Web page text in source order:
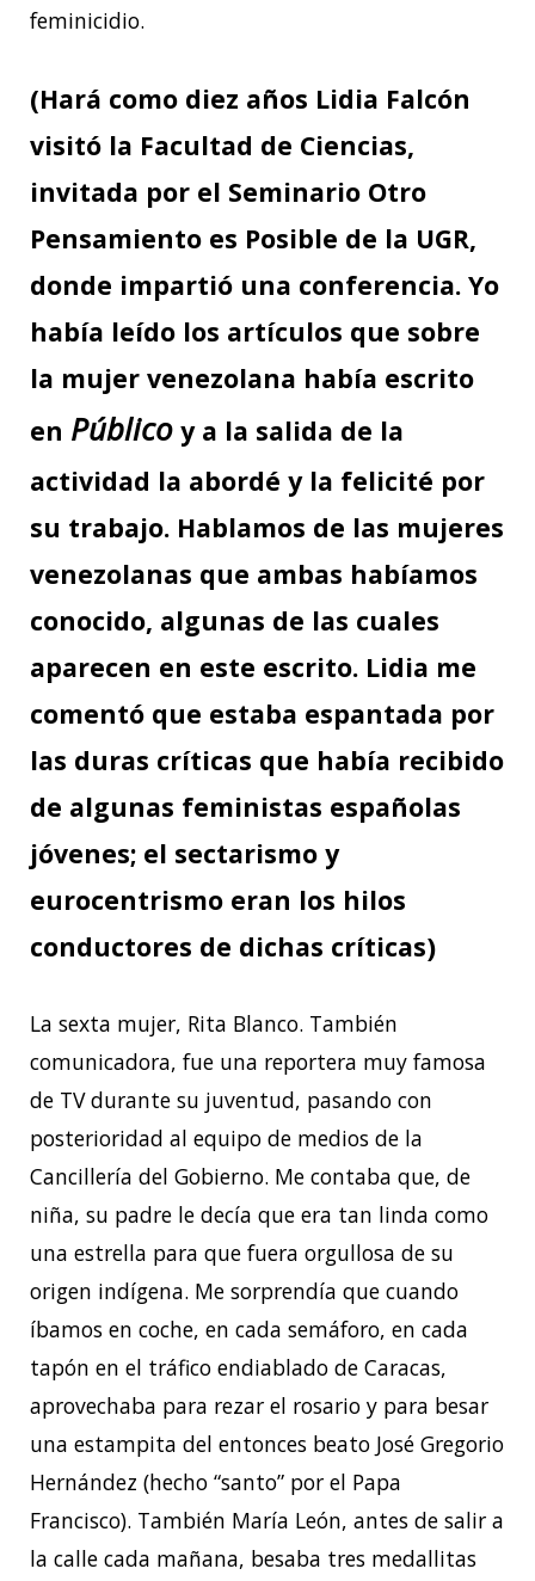
feminicidio.
(Hará como diez años Lidia Falcón
visitó la Facultad de Ciencias,
invitada por el Seminario Otro
Pensamiento es Posible de la UGR,
donde impartió una conferencia. Yo
había leído los artículos que sobre
la mujer venezolana había escrito
en Público y a la salida de la
actividad la abordé y la felicité por
su trabajo. Hablamos de las mujeres
venezolanas que ambas habíamos
conocido, algunas de las cuales
aparecen en este escrito. Lidia me
comentó que estaba espantada por
las duras críticas que había recibido
de algunas feministas españolas
jóvenes; el sectarismo y
eurocentrismo eran los hilos
conductores de dichas críticas)
La sexta mujer, Rita Blanco. También
comunicadora, fue una reportera muy famosa
de TV durante su juventud, pasando con
posterioridad al equipo de medios de la
Cancillería del Gobierno. Me contaba que, de
niña, su padre le decía que era tan linda como
una estrella para que fuera orgullosa de su
origen indígena. Me sorprendía que cuando
íbamos en coche, en cada semáforo, en cada
tapón en el tráfico endiablado de Caracas,
aprovechaba para rezar el rosario y para besar
una estampita del entonces beato José Gregorio
Hernández (hecho “santo” por el Papa
Francisco). También María León, antes de salir a
la calle cada mañana, besaba tres medallitas